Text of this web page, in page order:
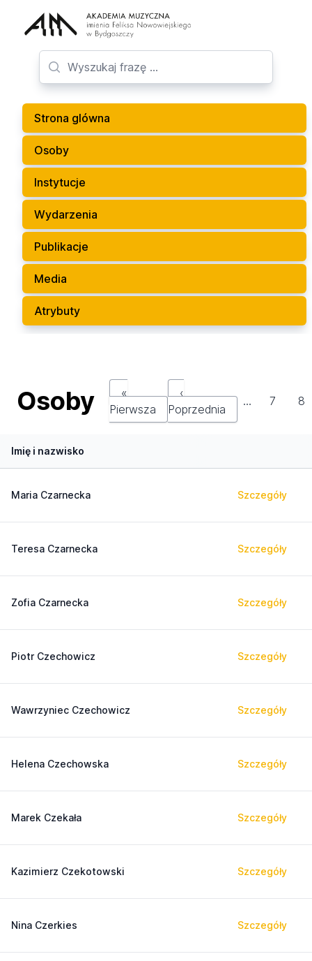
Strona glówna
Osoby
Instytucje
Wydarzenia
Publikacje
Media
Atrybuty
Osoby
«
Pierwsza
‹
Poprzednia
… 7 8
Imię i nazwisko
Maria Czarnecka Szczegóły
Teresa Czarnecka Szczegóły
Zofia Czarnecka Szczegóły
Piotr Czechowicz Szczegóły
Wawrzyniec Czechowicz Szczegóły
Helena Czechowska Szczegóły
Marek Czekała Szczegóły
Kazimierz Czekotowski Szczegóły
Nina Czerkies Szczegóły